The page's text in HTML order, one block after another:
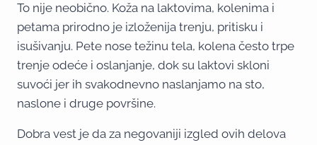
To nije neobično. Koža na laktovima, kolenima i
petama prirodno je izloženija trenju, pritisku i
isušivanju. Pete nose težinu tela, kolena često trpe
trenje odeće i oslanjanje, dok su laktovi skloni
suvoći jer ih svakodnevno naslanjamo na sto,
naslone i druge površine.
Dobra vest je da za negovaniji izgled ovih delova